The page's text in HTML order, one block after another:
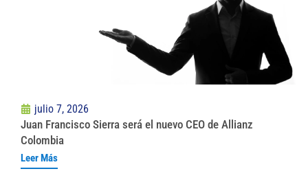
julio 7, 2026
Juan Francisco Sierra será el nuevo CEO de Allianz
Colombia
Leer Más